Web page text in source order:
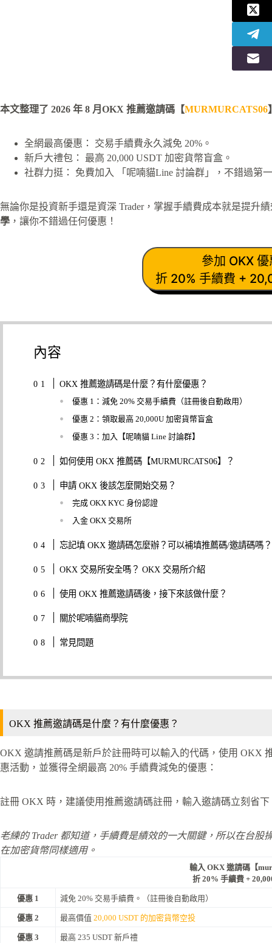
本文整理了 2026 年 8 月OKX 推薦邀請碼【MURMURCATS06
全網最高優惠： 交易手續費永久減免 20%。
新戶大禮包： 最高 20,000 USDT 加密貨幣盲盒。
社群力挺： 免費加入 「呢喃貓Line 討論群」，不錯過第
無論你是投資新手還是資深 Trader，掌握手續費成本就是提升
學 ，讓你不錯過任何優惠！
參加 OKX
折 20% 手續費 +
內容
OKX 推薦邀請碼是什麼？有什麼優惠？
優惠 1：減免 20% 交易手續費（註冊後自動啟用）
優惠 2：領取最高 20,000U 加密貨幣盲盒
優惠 3：加入【呢喃貓 Line 討論群】
如何使用 OKX 推薦碼【MURMURCATS06】？
申請 OKX 後該怎麼開始交易？
完成 OKX KYC 身份認證
入金 OKX 交易所
忘記填 OKX 邀請碼怎麼辦？可以補填推薦碼/邀請碼嗎？
OKX 交易所安全嗎？ OKX 交易所介紹
使用 OKX 推薦邀請碼後，接下來該做什麼？
關於呢喃貓商學院
常見問題
OKX 推薦邀請碼是什麼？有什麼優惠？
OKX 邀請推薦碼是新戶於註冊時可以輸入的代碼，使用 OKX
惠活動，並獲得全網最高 20% 手續費減免的優惠：
註冊 OKX 時，建議使用推薦邀請碼註冊，輸入邀請碼立刻省
老練的 Trader 都知道，手續費是績效的一大關鍵，所以在台
在加密貨幣同樣適用。
輸入 OKX 邀請碼【
折 20% 手續費 +
優惠 1 減免 20% 交易手續費。（註冊後自動啟用）
優惠 2 最高價值 20,000 USDT 的加密貨幣空投
優惠 3 最高 235 USDT 新戶禮